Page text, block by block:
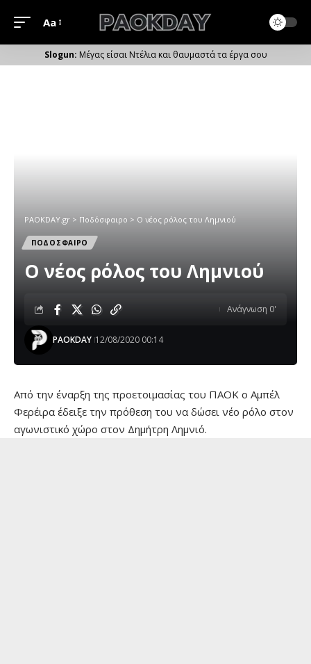
Μέγεθος
Γραμματοσειράς
Aa
Μέγας είσαι Ντέλια και θαυμαστά τα έργα σου
PAOKDAY.gr > Ποδόσφαιρο > Ο νέος ρόλος του Λημνιού
ΠΟΔΟΣΦΑΙΡΟ
Ο νέος ρόλος του Λημνιού
PAOKDAY 12/08/2020 00:14
Ανάγνωση 0'
Aπό την έναρξη της προετοιμασίας του ΠΑΟΚ ο Αμπέλ
Φερέιρα έδειξε την πρόθεση του να δώσει νέο ρόλο στον
αγωνιστικό χώρο στον Δημήτρη Λημνιό.